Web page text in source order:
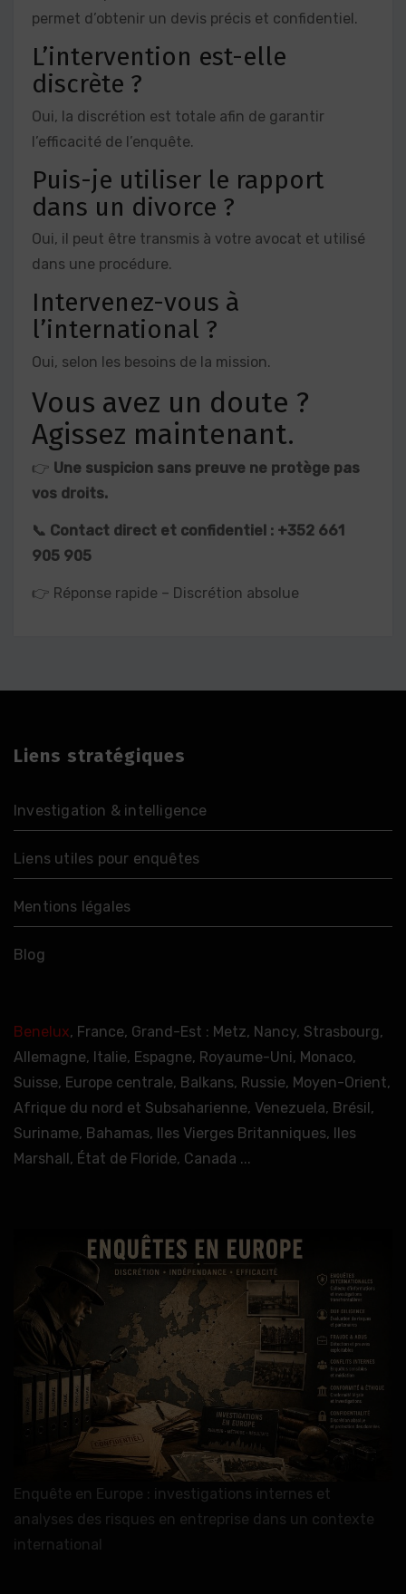
permet d’obtenir un devis précis et confidentiel.
L’intervention est-elle
discrète ?
Oui, la discrétion est totale afin de garantir
l’efficacité de l’enquête.
Puis-je utiliser le rapport
dans un divorce ?
Oui, il peut être transmis à votre avocat et utilisé
dans une procédure.
Intervenez-vous à
l’international ?
Oui, selon les besoins de la mission.
Vous avez un doute ?
Agissez maintenant.
👉 Une suspicion sans preuve ne protège pas
vos droits.
📞 Contact direct et confidentiel : +352 661
905 905
👉 Réponse rapide – Discrétion absolue
Liens stratégiques
Investigation & intelligence
Liens utiles pour enquêtes
Mentions légales
Blog
Benelux, France, Grand-Est : Metz, Nancy, Strasbourg,
Allemagne, Italie, Espagne, Royaume-Uni, Monaco,
Suisse, Europe centrale, Balkans, Russie, Moyen-Orient,
Afrique du nord et Subsaharienne, Venezuela, Brésil,
Suriname, Bahamas, Iles Vierges Britanniques, Iles
Marshall, État de Floride, Canada ...
Enquête en Europe : investigations internes et
analyses des risques en entreprise dans un contexte
international